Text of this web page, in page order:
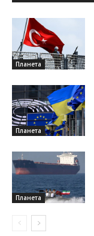
Планета
Планета
Планета